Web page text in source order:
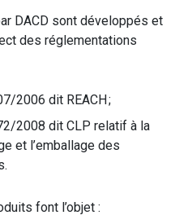
DACD sont développés et
des réglementations
2006 dit REACH ;
2008 dit CLP relatif à la
et l’emballage des
font l’objet :